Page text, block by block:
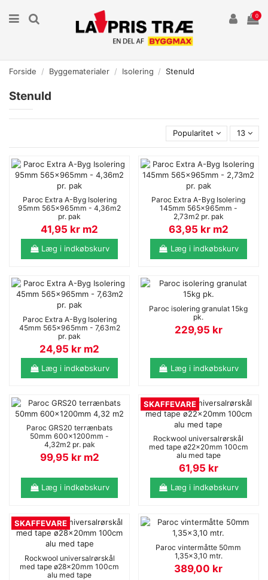
0
Forside Byggematerialer Isolering Stenuld
Stenuld
Popularitet 13
Paroc Extra A-Byg Isolering
95mm 565x965mm - 4,36m2
pr. pak
41,95 kr m2
Læg i indkøbskurv
Paroc Extra A-Byg Isolering
145mm 565x965mm -
2,73m2 pr. pak
63,95 kr m2
Læg i indkøbskurv
Paroc Extra A-Byg Isolering
45mm 565x965mm - 7,63m2
pr. pak
24,95 kr m2
Læg i indkøbskurv
Paroc isolering granulat 15kg
pk.
229,95 kr
Læg i indkøbskurv
Paroc GRS20 terrænbats
50mm 600x1200mm -
4,32m2 pr. pak
99,95 kr m2
Læg i indkøbskurv
SKAFFEVARE
Rockwool universalrørskål
med tape ø22x20mm 100cm
alu med tape
61,95 kr
Læg i indkøbskurv
SKAFFEVARE
Rockwool universalrørskål
med tape ø28x20mm 100cm
alu med tape
Paroc vintermåtte 50mm
1,35x3,10 mtr.
389,00 kr